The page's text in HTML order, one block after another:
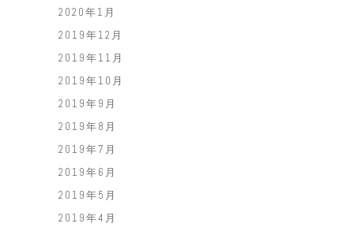
2020年1月
2019年12月
2019年11月
2019年10月
2019年9月
2019年8月
2019年7月
2019年6月
2019年5月
2019年4月